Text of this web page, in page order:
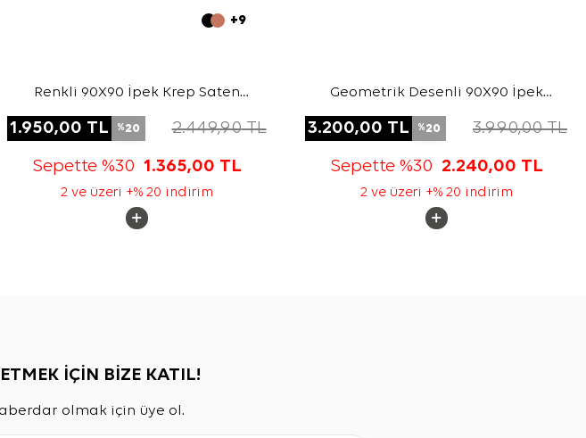
+9
Renkli 90X90 İpek Krep Saten
1.950,00 TL %20 2.449,90TL
Sepette %30 1.365,00 TL
2 ve üzeri +% 20 indirim
Geometrik Desenli 90X90 İpek
3.200,00 TL %20 3.990,00TL
Sepette %30 2.240,00 TL
2 ve üzeri +% 20 indirim
İÇİN BİZE KATIL!
olmak için üye ol.